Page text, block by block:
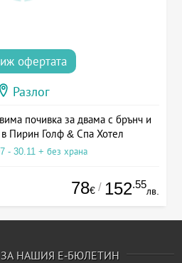
офертата
Разлог
почивка за двама с брънч и
в Пирин Голф & Спа Хотел
- 30.11 + без храна
78€ / 152.55
лв.
НАШИЯ Е-БЮЛЕТИН